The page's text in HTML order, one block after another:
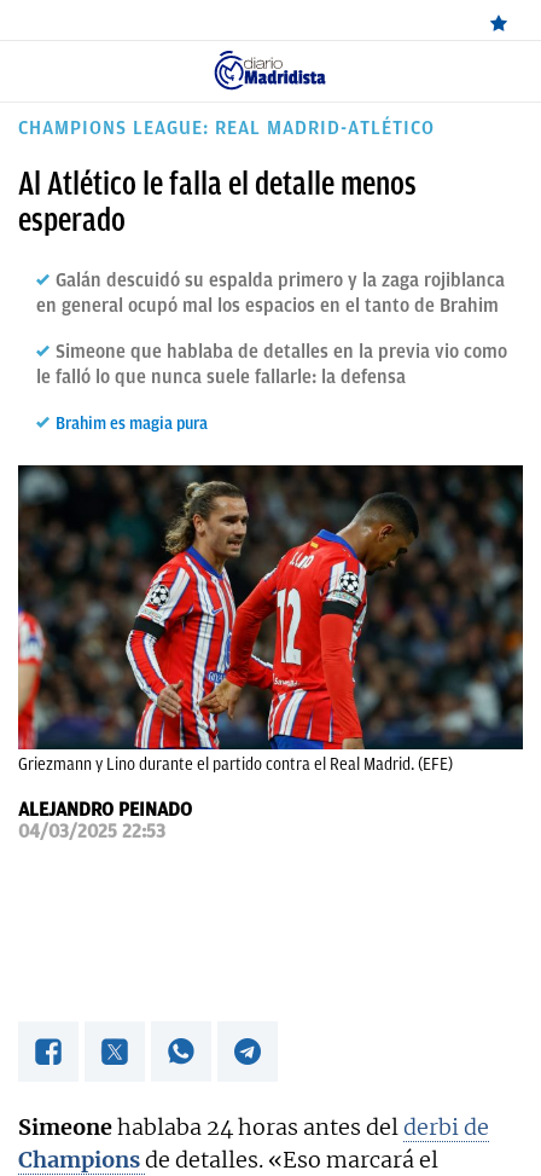
ÚLTIMAS
REAL
BALONCESTO
CANTERA
FEMENINO
PAPARAZZI
OKDIARIO
CHAMPIONS LEAGUE: REAL MADRID-ATLÉTICO
Al Atlético le falla el detalle menos
esperado
Galán descuidó su espalda primero y la zaga rojiblanca
en general ocupó mal los espacios en el tanto de Brahim
Simeone que hablaba de detalles en la previa vio como
le falló lo que nunca suele fallarle: la defensa
Brahim es magia pura
Griezmann y Lino durante el partido contra el Real Madrid. (EFE)
ALEJANDRO PEINADO
04/03/2025 22:53
Simeonehablaba 24 horas antes delderbi de
Championsde detalles. «Eso marcará el